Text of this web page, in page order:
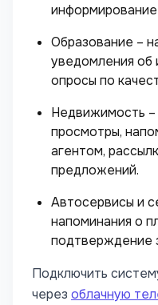
информирование
Образование –
уведомления об
опросы по
Недвижимость –
просмотры,
агентом,
предложений.
Автосервисы и
напоминания о
подтверждение
Подключить
через облачную